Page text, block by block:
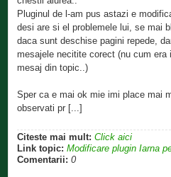
Pluginul de l-am pus astazi e
desi are si el problemele lui, se mai
daca sunt deschise pagini repede,
mesajele necitite corect (nu cum era
mesaj din topic..)
Sper ca e mai ok mie imi place mai
observati pr [...]
Citeste mai mult: Click aici
Link topic: Modificare plugin Iarna
Comentarii: 0